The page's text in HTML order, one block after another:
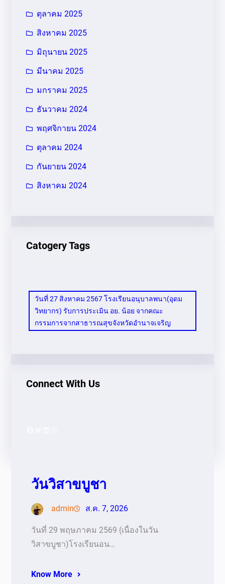
ตุลาคม 2025
สิงหาคม 2025
มิถุนายน 2025
มีนาคม 2025
มกราคม 2025
ธันวาคม 2024
พฤศจิกายน 2024
ตุลาคม 2024
กันยายน 2024
สิงหาคม 2024
Catogery Tags
วันที่ 27 สิงหาคม 2567 โรงเรียนอนุบาลพนา(อุดม
วิทยากร) รับการประเมิน อย. น้อย จากคณะ
กรรมการจากสาธารณสุขจังหวัดอำนาจเจริญ
Connect With Us
วันวิสาขบูชา
admin ส.ค. 7, 2026
วันที่ 29 พฤษภาคม 2569 (เนื่องในวัน
วิสาขบูชา)โรงเรียนอน…
Know More